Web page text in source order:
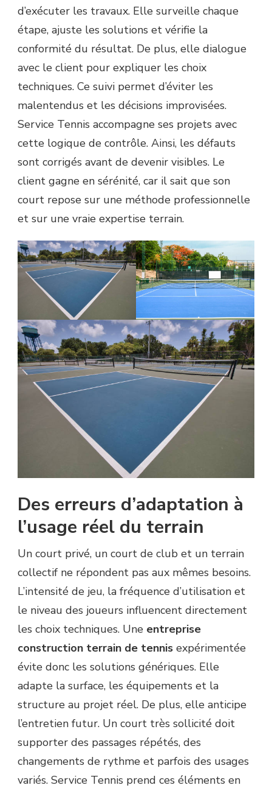
d’exécuter les travaux. Elle surveille chaque
étape, ajuste les solutions et vérifie la
conformité du résultat. De plus, elle dialogue
avec le client pour expliquer les choix
techniques. Ce suivi permet d’éviter les
malentendus et les décisions improvisées.
Service Tennis accompagne ses projets avec
cette logique de contrôle. Ainsi, les défauts
sont corrigés avant de devenir visibles. Le
client gagne en sérénité, car il sait que son
court repose sur une méthode professionnelle
et sur une vraie expertise terrain.
Des erreurs d’adaptation à
l’usage réel du terrain
Un court privé, un court de club et un terrain
collectif ne répondent pas aux mêmes besoins.
L’intensité de jeu, la fréquence d’utilisation et
le niveau des joueurs influencent directement
les choix techniques. Une entreprise
construction terrain de tennis expérimentée
évite donc les solutions génériques. Elle
adapte la surface, les équipements et la
structure au projet réel. De plus, elle anticipe
l’entretien futur. Un court très sollicité doit
supporter des passages répétés, des
changements de rythme et parfois des usages
variés. Service Tennis prend ces éléments en